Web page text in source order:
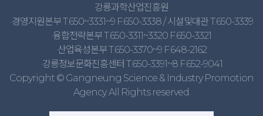
강릉과학산업진흥원
·경영지원본부 T.650~3331~9 F.650-3338 / 시설및대관 T.650-3339
·융합전략본부 T.650-3311~3320 F.650-3321
·산업육성본부 T.650-3370~9 F.648-2162
·강릉정보문화진흥센터 T.650-3391~8 F.652-9041
Copyright © Gangneung Science & Industry Promotion
Agency. All Rights reserved.